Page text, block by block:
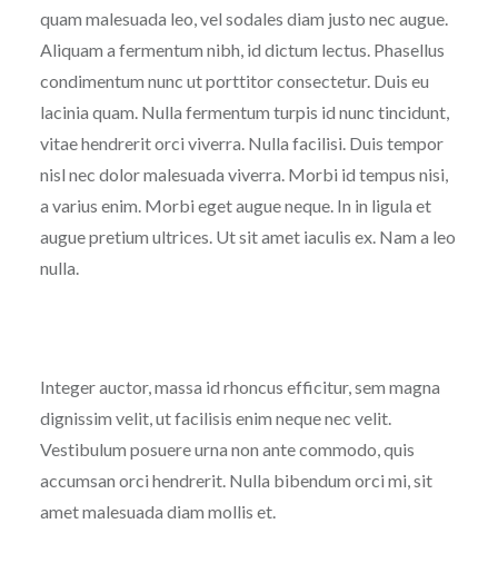
quam malesuada leo, vel sodales diam justo nec augue.
Aliquam a fermentum nibh, id dictum lectus. Phasellus
condimentum nunc ut porttitor consectetur. Duis eu
lacinia quam. Nulla fermentum turpis id nunc tincidunt,
vitae hendrerit orci viverra. Nulla facilisi. Duis tempor
nisl nec dolor malesuada viverra. Morbi id tempus nisi,
a varius enim. Morbi eget augue neque. In in ligula et
augue pretium ultrices. Ut sit amet iaculis ex. Nam a leo
nulla.
Integer auctor, massa id rhoncus efficitur, sem magna
dignissim velit, ut facilisis enim neque nec velit.
Vestibulum posuere urna non ante commodo, quis
accumsan orci hendrerit. Nulla bibendum orci mi, sit
amet malesuada diam mollis et.